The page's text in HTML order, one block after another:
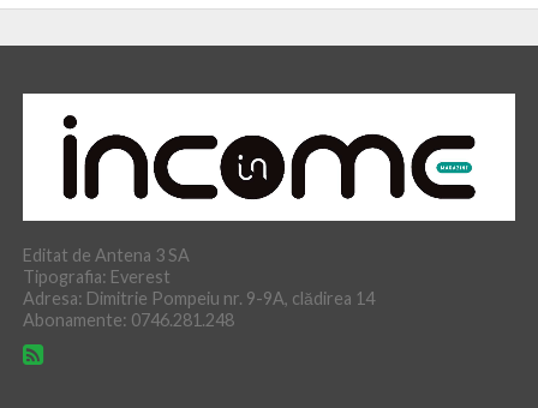
Editat de Antena 3 SA
Tipografia: Everest
Adresa: Dimitrie Pompeiu nr. 9-9A, clădirea 14
Abonamente: 0746.281.248